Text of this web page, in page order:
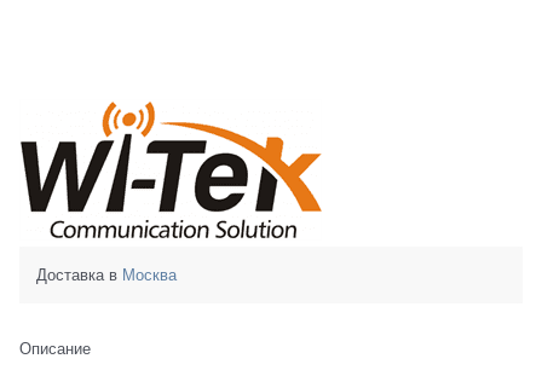
Доставка в Москва
Описание